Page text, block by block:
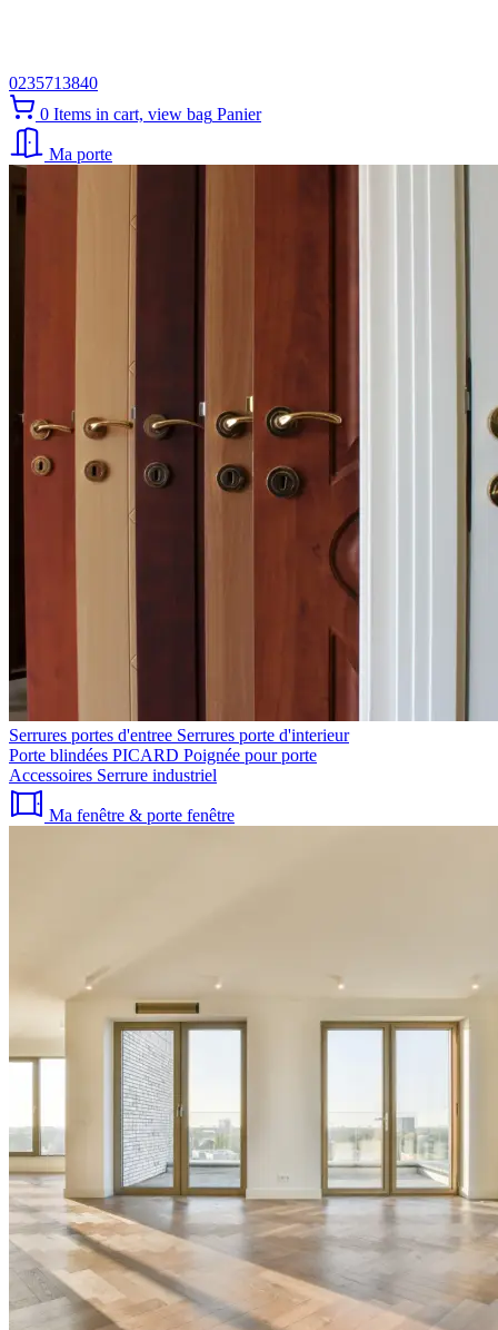
0235713840
0 Items in cart, view bag Panier
Ma porte
Serrures portes d'entree Serrures porte d'interieur
Porte blindées PICARD Poignée pour porte
Accessoires Serrure industriel
Ma fenêtre & porte fenêtre